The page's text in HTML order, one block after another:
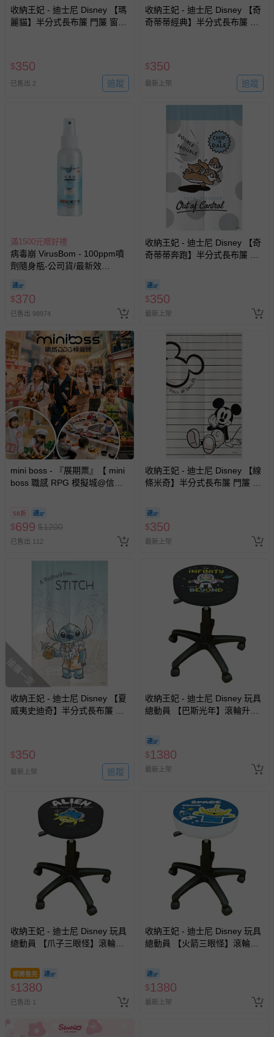
收納王妃 - 迪士尼 Disney 【瑪
麗貓】半分式長布簾 門簾 窗簾
$350
已售出 2 追蹤
收納王妃 - 迪士尼 Disney 【奇
奇蒂蒂經典】半分式長布簾 門
$350
最新上架 追蹤
滿1500元贈好禮
病毒崩 VirusBom - 100ppm噴
劑隨身瓶-公司貨/最新效
$370
已售出 98974
收納王妃 - 迪士尼 Disney 【奇
奇蒂蒂奔跑】半分式長布簾 門
$350
最新上架
mini boss - 『展期票』【 mini
boss 職感 RPG 模擬城@信義
換，依現場梯次安排入場，逾
期作廢) (兒童票(2歲以上)贈一
名陪伴成人)
58折
$699 $1200
已售出 112
收納王妃 - 迪士尼 Disney 【線
條米奇】半分式長布簾 門簾 窗
$350
最新上架
搶購一空
收納王妃 - 迪士尼 Disney 【夏
威夷史迪奇】半分式長布簾 門
$350
最新上架 追蹤
收納王妃 - 迪士尼 Disney 玩具
總動員 【巴斯光年】滾輪升降
$1380
最新上架
收納王妃 - 迪士尼 Disney 玩具
總動員 【爪子三眼怪】滾輪升
即將售完
$1380
已售出 1
收納王妃 - 迪士尼 Disney 玩具
總動員 【火箭三眼怪】滾輪升
$1380
最新上架